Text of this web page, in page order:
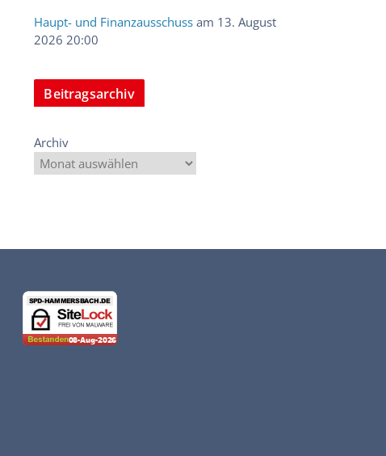
Haupt- und Finanzausschuss am 13. August
2026 20:00
Beitragsarchiv
Archiv